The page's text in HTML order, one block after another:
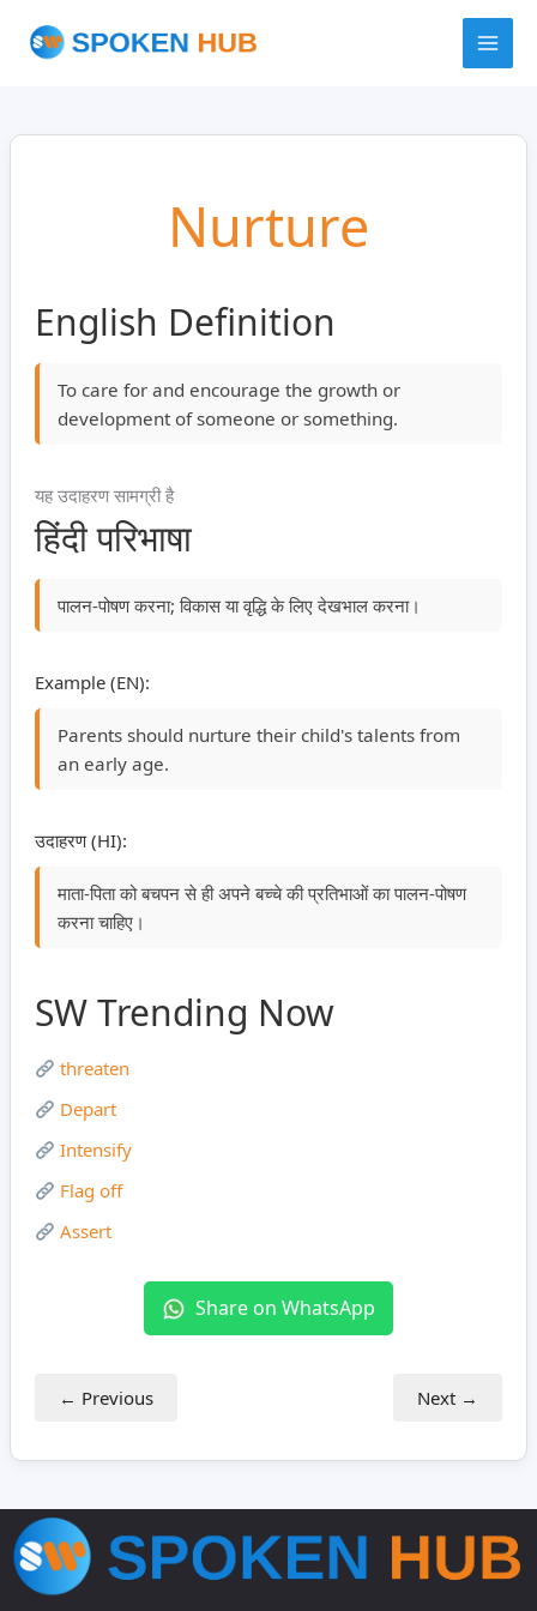
Nurture
English Definition
To care for and encourage the growth or
development of someone or something.
यह उदाहरण सामग्री है
हिंदी परिभाषा
पालन-पोषण करना; विकास या वृद्धि के लिए देखभाल करना।
Example (EN):
Parents should nurture their child's talents from
an early age.
उदाहरण (HI):
माता-पिता को बचपन से ही अपने बच्चे की प्रतिभाओं का पालन-पोषण
करना चाहिए।
SW Trending Now
threaten
Depart
Intensify
Flag off
Assert
Share on WhatsApp
← Previous Next →